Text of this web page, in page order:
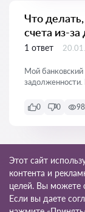
Что
счета из-за
1 ответ
Мой банковский
задолженности.
0 0 98
Этот сайт
контента и
целей. Вы можете
Если вы даете